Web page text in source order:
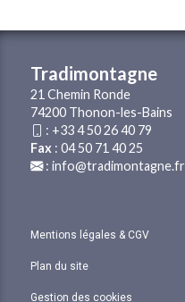
Tradimontagne
21 Chemin Ronde
74200 Thonon-les-Bains
: +33 4 50 26 40 79
Fax : 04 50 71 40 25
: info@tradimontagne.fr
Mentions légales & CGV
Plan du site
Gestion des cookies